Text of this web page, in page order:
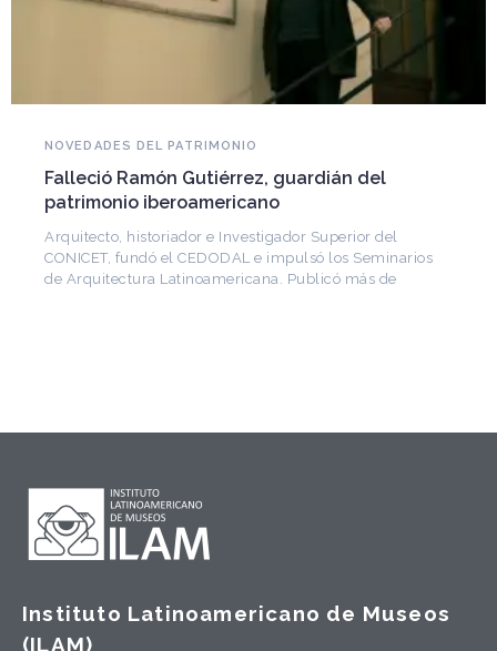
NOVEDADES DEL PATRIMONIO
Falleció Ramón Gutiérrez, guardián del
patrimonio iberoamericano
Arquitecto, historiador e Investigador Superior del
CONICET, fundó el CEDODAL e impulsó los Seminarios
de Arquitectura Latinoamericana. Publicó más de
Instituto Latinoamericano de Museos
(ILAM)